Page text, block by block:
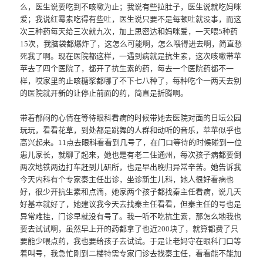
么，医生说要吃到不咳嗽为止；我说有些拉肚子，医生说就吃妈咪
爱；我说红霉素吃得有些吐，医生说只要不是每顿吐就没事，而这
次三种药每天给三次就九次，加上思密达和妈咪爱，一天喂5种药
15次，我脑袋都爆炸了，这怎么可能啊，怎么喂得进去啊，简直愁
死我了啊。现在医院都这样，一遇到病就是抗生素，这次咳嗽带苹
苹去了四个医院了，都开了抗生素的药，每去一个医院药都不一
样，哎家里的止咳糖浆都哪了不下七八种了，每种吃个一两天去别
的医院就开新的让停止前面的药，简直是折腾啊。
带着郁闷的心情在等待眼科看病的时候带她去医院对面的日坛公园
玩玩，看看花草，到处都是跳舞的人群和动听的音乐，苹苹似乎也
高兴起来。11点去眼科看看到几号了，在门口等待的时候碰到一位
患儿家长，就聊了起来，她也是有老二住通州，每次孩子病都要倒
两次地铁两边打车赶到儿研所，也是早出晚归异常辛苦。她告诉我
今天内科有个专家秦主任出诊，坐诊新生儿科，她人很好看病也
好，很少开抗生素和点滴，她家两个孩子都找秦主任看病，说几天
好基本就好了，她建议我今天去找秦主任看看，但秦主任的号也是
异常难挂，门诊早就没有号了。我一听不吃抗生素，那怎么地我也
要去试试啊，虽然早上开的药都拿了也近200块了，就算都费了只
要能少喂点药，我也要给孩子去试试。于是让老妈守在眼科门口等
着叫号，我急忙刚到二楼特需专家门诊去找秦主任，看看能不能加